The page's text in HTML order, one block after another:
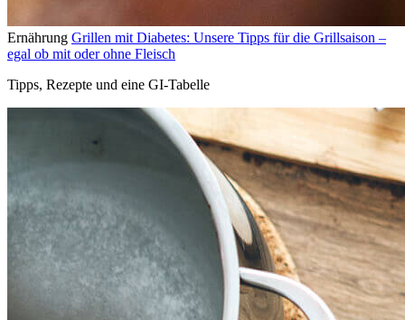
Ernährung Grillen mit Diabetes: Unsere Tipps für die Grillsaison –
egal ob mit oder ohne Fleisch
Tipps, Rezepte und eine GI-Tabelle